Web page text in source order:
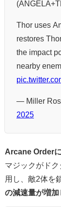
Thor uses
restores
the impact
nearby
— Miller
2025
Arcane Order
マジックがド
用し、敵2体を
の減速量が増加